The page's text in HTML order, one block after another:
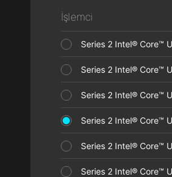
İşlemci
Series 2 Intel® Core™
Series 2 Intel® Core™
Series 2 Intel® Core™
Series 2 Intel® Core™
Series 2 Intel® Core™
Series 2 Intel® Core™